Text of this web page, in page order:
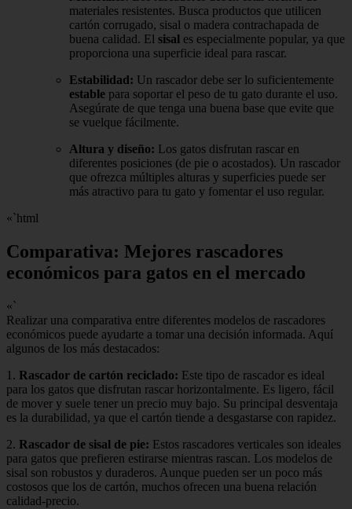
materiales resistentes. Busca productos que utilicen
cartón corrugado, sisal o madera contrachapada de
buena calidad. El sisal es especialmente popular, ya que
proporciona una superficie ideal para rascar.
Estabilidad: Un rascador debe ser lo suficientemente
estable para soportar el peso de tu gato durante el uso.
Asegúrate de que tenga una buena base que evite que
se vuelque fácilmente.
Altura y diseño: Los gatos disfrutan rascar en
diferentes posiciones (de pie o acostados). Un rascador
que ofrezca múltiples alturas y superficies puede ser
más atractivo para tu gato y fomentar el uso regular.
«`html
Comparativa: Mejores rascadores
económicos para gatos en el mercado
«`
Realizar una comparativa entre diferentes modelos de rascadores
económicos puede ayudarte a tomar una decisión informada. Aquí
algunos de los más destacados:
1. Rascador de cartón reciclado: Este tipo de rascador es ideal
para los gatos que disfrutan rascar horizontalmente. Es ligero, fácil
de mover y suele tener un precio muy bajo. Su principal desventaja
es la durabilidad, ya que el cartón tiende a desgastarse con rapidez.
2. Rascador de sisal de pie: Estos rascadores verticales son ideales
para gatos que prefieren estirarse mientras rascan. Los modelos de
sisal son robustos y duraderos. Aunque pueden ser un poco más
costosos que los de cartón, muchos ofrecen una buena relación
calidad-precio.